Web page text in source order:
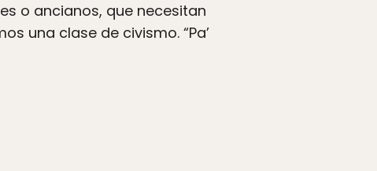
o ancianos, que necesitan
una clase de civismo. “Pa’